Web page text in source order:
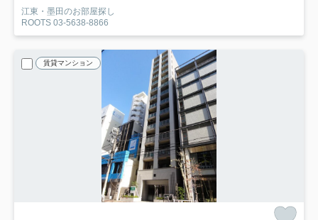
江東・墨田のお部屋探し
ROOTS 03-5638-8866
賃貸マンション